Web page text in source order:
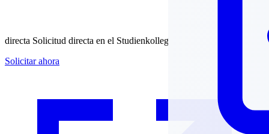
directa Solicitud directa en el Studienkolleg
Solicitar ahora